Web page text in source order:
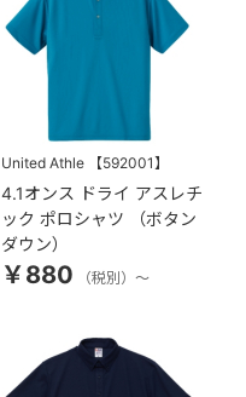
United Athle 【592001】
4.1オンス ドライ アスレチ
ック ポロシャツ （ボタン
ダウン）
￥880 （税別）～